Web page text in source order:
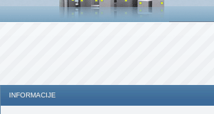
INFORMACIJE